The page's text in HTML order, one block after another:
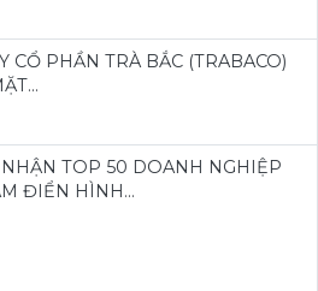
CỔ PHẦN TRÀ BẮC (TRABACO)
TOP 50 DOANH NGHIỆP
ĐIỂN HÌNH...